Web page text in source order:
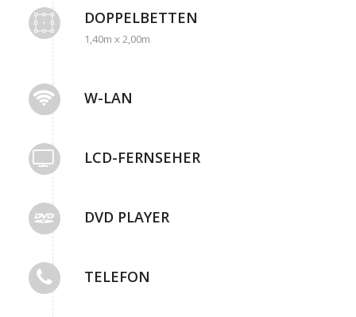
DOPPELBETTEN
1,40m x 2,00m
W-LAN
LCD-FERNSEHER
DVD PLAYER
TELEFON